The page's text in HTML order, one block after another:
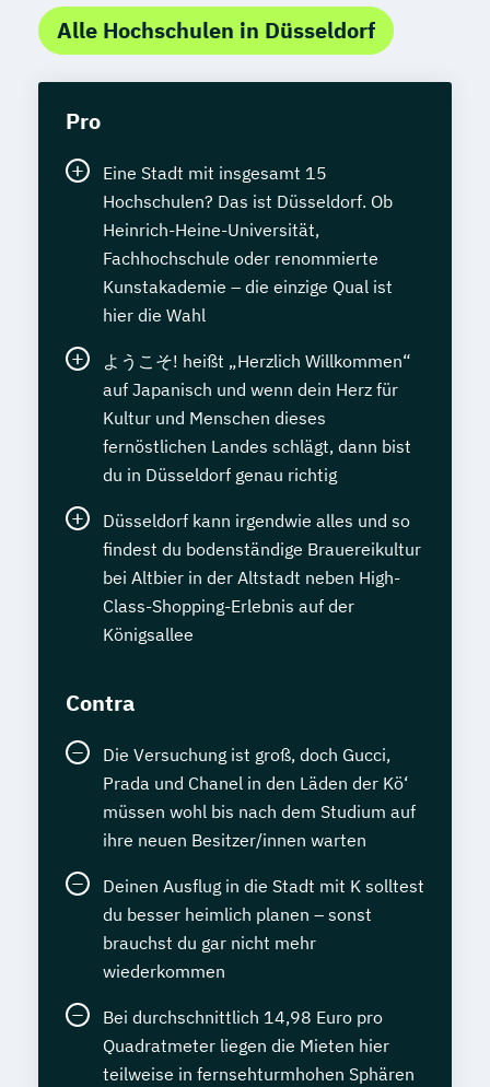
Alle Hochschulen in Düsseldorf
Pro
Eine Stadt mit insgesamt 15
Hochschulen? Das ist Düsseldorf. Ob
Heinrich-Heine-Universität,
Fachhochschule oder renommierte
Kunstakademie – die einzige Qual ist
hier die Wahl
ようこそ! heißt „Herzlich Willkommen“
auf Japanisch und wenn dein Herz für
Kultur und Menschen dieses
fernöstlichen Landes schlägt, dann bist
du in Düsseldorf genau richtig
Düsseldorf kann irgendwie alles und so
findest du bodenständige Brauereikultur
bei Altbier in der Altstadt neben High-
Class-Shopping-Erlebnis auf der
Königsallee
Contra
Die Versuchung ist groß, doch Gucci,
Prada und Chanel in den Läden der Kö‘
müssen wohl bis nach dem Studium auf
ihre neuen Besitzer/innen warten
Deinen Ausflug in die Stadt mit K solltest
du besser heimlich planen – sonst
brauchst du gar nicht mehr
wiederkommen
Bei durchschnittlich 14,98 Euro pro
Quadratmeter liegen die Mieten hier
teilweise in fernsehturmhohen Sphären